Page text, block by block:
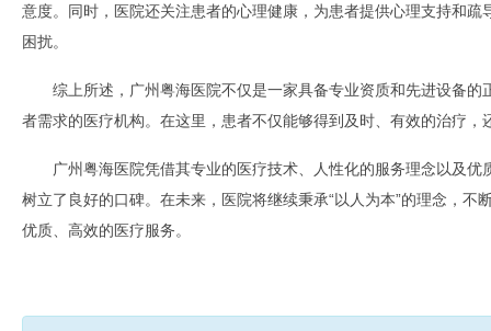
意度。同时，医院还关注患者的心理健康，为患者提供心理支持和
困扰。
综上所述，广州粤海医院不仅是一家具备专业资质和先进设备
者需求的医疗机构。在这里，患者不仅能够得到及时、有效的治疗
广州粤海医院凭借其专业的医疗技术、人性化的服务理念以及
树立了良好的口碑。在未来，医院将继续秉承“以人为本”的理念，不
优质、高效的医疗服务。